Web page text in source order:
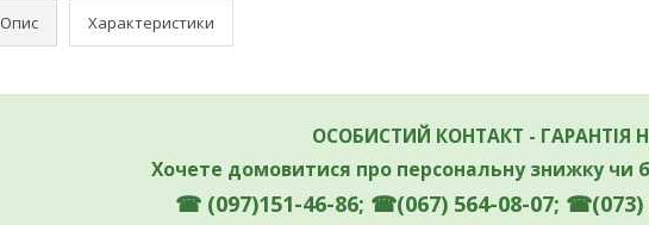
Опис Характеристики
ОСОБИСТИЙ КОНТАКТ - ГАРАНТІЯ
Хочете домовитися про персональну знижку чи
☎ (097)151-46-86; ☎(067) 564-08-07; ☎(073)